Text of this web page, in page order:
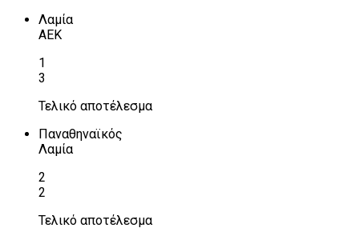
Λαμία
ΑΕΚ
1
3
Τελικό αποτέλεσμα
Παναθηναϊκός
Λαμία
2
2
Τελικό αποτέλεσμα